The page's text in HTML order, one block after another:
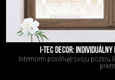
I-TEC DECOR:
Internorm posilňuje svoju pozíciu